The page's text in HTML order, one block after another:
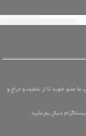
عضو شوید تا از تخفیف و حراج و
دنبال بفرمایید.